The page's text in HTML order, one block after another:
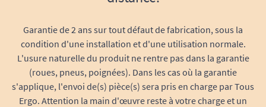
Garantie de 2 ans sur tout défaut de fabrication, sous la
condition d'une installation et d'une utilisation normale.
L'usure naturelle du produit ne rentre pas dans la garantie
(roues, pneus, poignées). Dans les cas où la garantie
s'applique, l'envoi de(s) pièce(s) sera pris en charge par Tous
Ergo. Attention la main d'œuvre reste à votre charge et un